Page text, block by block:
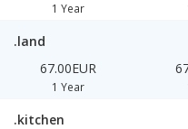
1 Year
.land
67.00EUR
1 Year
.kitchen